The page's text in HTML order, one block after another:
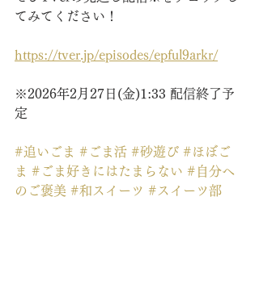
てみてください！
https://tver.jp/episodes/epful9arkr/
※2026年2月27日(金)1:33 配信終了予
定
#追いごま #ごま活 #砂遊び #ほぼご
ま #ごま好きにはたまらない #自分へ
のご褒美 #和スイーツ #スイーツ部